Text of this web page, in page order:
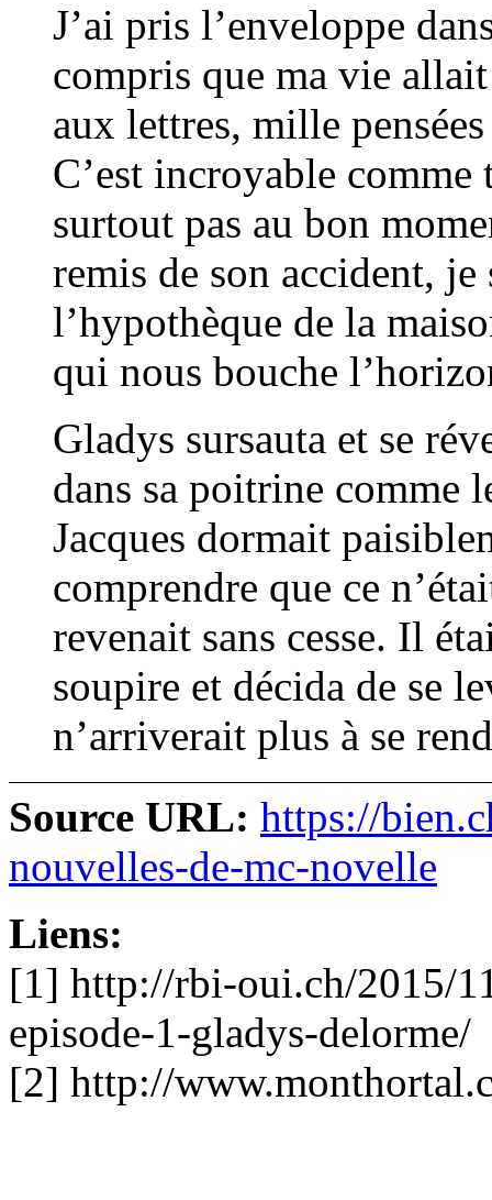
J’ai pris l’enveloppe
compris que ma vie
aux lettres, mille
C’est incroyable
surtout pas au bon
remis de son accident,
l’hypothèque de la
qui nous bouche
Gladys sursauta et se
dans sa poitrine comme
Jacques dormait
comprendre que ce
revenait sans cesse. Il
soupire et décida de se
n’arriverait plus à se
Source URL: https://
nouvelles-de-mc-novelle
Liens:
[1] http://rbi-oui.ch/2015/
episode-1-gladys-delorme/
[2] http://